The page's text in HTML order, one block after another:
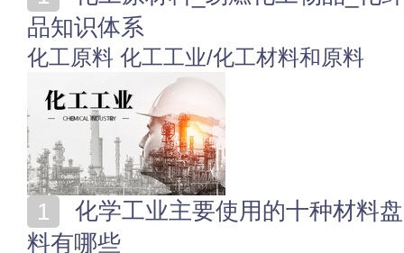
品知识体系
化工原料 化工工业/化工材料和原料
料有哪些